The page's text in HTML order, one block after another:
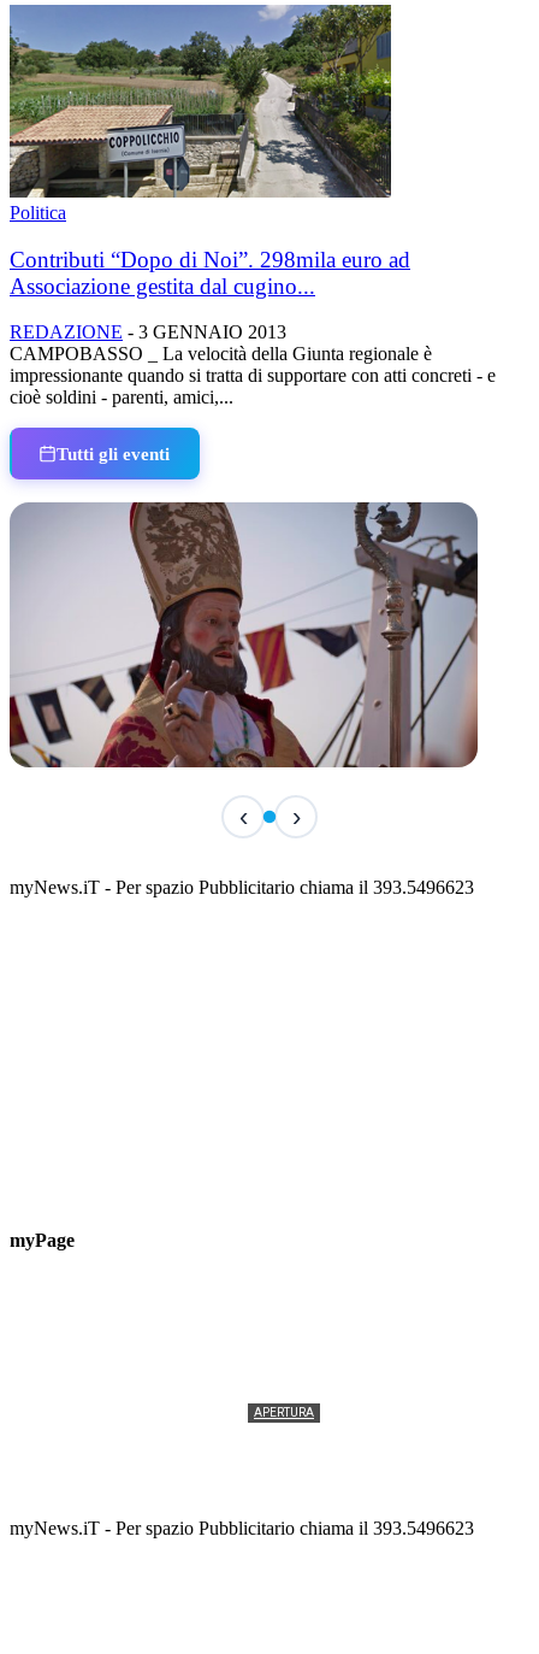
Politica
Contributi “Dopo di Noi”. 298mila euro ad
Associazione gestita dal cugino...
REDAZIONE - 3 GENNAIO 2013
CAMPOBASSO _ La velocità della Giunta regionale è
impressionante quando si tratta di supportare con atti concreti - e
cioè soldini - parenti, amici,...
Tutti gli eventi
San Basso 2026 - il programma delle feste
‹ ›
myNews.iT - Per spazio Pubblicitario chiama il 393.5496623
myPage
APERTURA
myNews.iT - Per spazio Pubblicitario chiama il 393.5496623